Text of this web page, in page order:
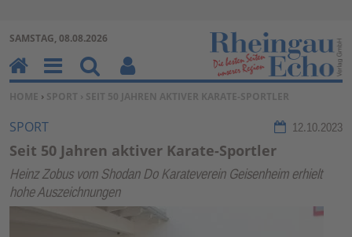
Zum Inhalt springen ↓
SAMSTAG, 08.08.2026
SIE BEFINDEN SICH HIER:
HOME › SPORT › SEIT 50 JAHREN AKTIVER KARATE-SPORTLER
SPORT 12.10.2023
Seit 50 Jahren aktiver Karate-Sportler
Heinz Zobus vom Shodan Do Karateverein Geisenheim erhielt
hohe Auszeichnungen
H
o
m
e
M
en
u
Su
ch
Be
nu
erf
un
kti
on
en